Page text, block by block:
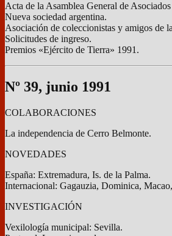
Acta de la Asamblea General de
Nueva sociedad argentina.
Asociación de coleccionistas y amigos de
Solicitudes de ingreso.
Premios «Ejército de Tierra» 1991.
Nº 39, junio 1991
COLABORACIONES
La independencia de Cerro Belmonte.
NOVEDADES
España: Extremadura, Is. de la Palma.
Internacional: Gagauzia, Dominica,
INVESTIGACIÓN
Vexilología municipal: Sevilla.